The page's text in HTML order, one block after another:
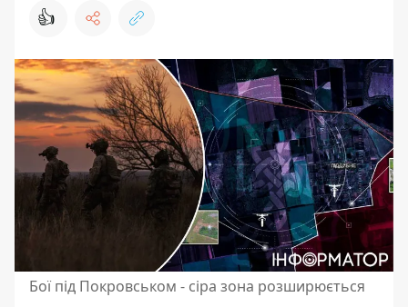
👍
Бої під Покровськом - сіра зона розширюється